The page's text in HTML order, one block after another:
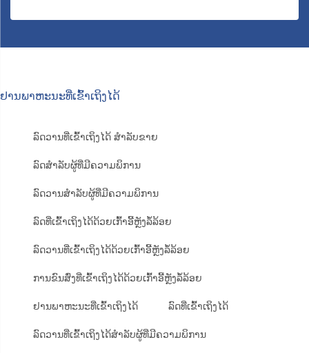
ຢານພາຫະນະທີ່ເຂົ້າເຖິງໄດ້
ລົດວານທີ່ເຂົ້າເຖິງໄດ້ ສຳລັບຂາຍ
ລົດສຳລັບຜູ້ທີ່ມີຄວາມພິການ
ລົດວານສຳລັບຜູ້ທີ່ມີຄວາມພິການ
ລົດທີ່ເຂົ້າເຖິງໄດ້ດ້ວຍເກົ້າອີ້ຫຼັງລໍ້ລ້ອຍ
ລົດວານທີ່ເຂົ້າເຖິງໄດ້ດ້ວຍເກົ້າອີ້ຫຼັງລໍ້ລ້ອຍ
ການຂົນສົ່ງທີ່ເຂົ້າເຖິງໄດ້ດ້ວຍເກົ້າອີ້ຫຼັງລໍ້ລ້ອຍ
ຢານພາຫະນະທີ່ເຂົ້າເຖິງໄດ້ ລົດທີ່ເຂົ້າເຖິງໄດ້
ລົດວານທີ່ເຂົ້າເຖິງໄດ້ສຳລັບຜູ້ທີ່ມີຄວາມພິການ